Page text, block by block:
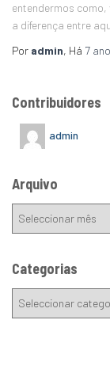
entendermos
a diferença entre
Por admin, Há 7
Contribuidores
admin
Arquivo
Categorias